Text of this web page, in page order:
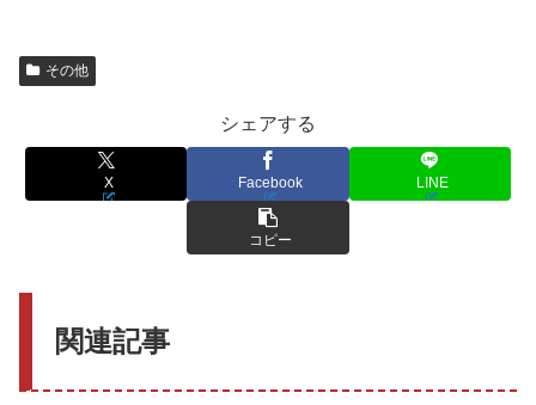
その他
シェアする
X Facebook LINE
コピー
関連記事